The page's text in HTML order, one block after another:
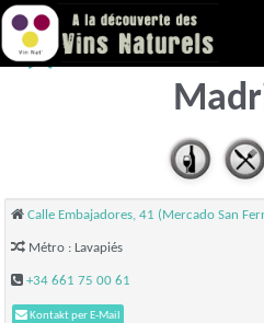
Bendito.
Calle Embajadores, 41 (Mercado San
Métro : Lavapiés
+34 661 75 00 61
Kontakt per E-Mail